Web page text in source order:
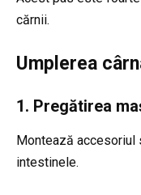
cărnii.
Umplerea
1. Pregătirea
Montează accesoriul
intestinele.